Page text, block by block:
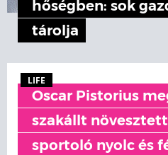
hőségben: sok
tárolja
LIFE
Oscar Pistorius
szakállt
sportoló nyolc és